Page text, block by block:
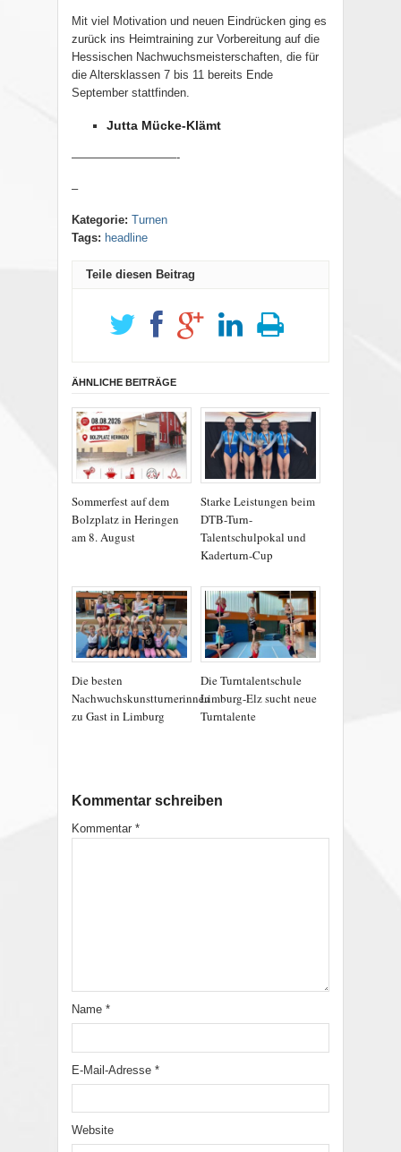
Mit viel Motivation und neuen Eindrücken ging es
zurück ins Heimtraining zur Vorbereitung auf die
Hessischen Nachwuchsmeisterschaften, die für
die Altersklassen 7 bis 11 bereits Ende
September stattfinden.
Jutta Mücke-Klämt
—————————-
–
Kategorie: Turnen
Tags: headline
Teile diesen Beitrag
ÄHNLICHE BEITRÄGE
Sommerfest auf dem
Bolzplatz in Heringen
am 8. August
Starke Leistungen beim
DTB-Turn-
Talentschulpokal und
Kaderturn-Cup
Die besten
Nachwuchskunstturnerinnen
zu Gast in Limburg
Die Turntalentschule
Limburg-Elz sucht neue
Turntalente
Kommentar schreiben
Kommentar *
Name *
E-Mail-Adresse *
Website